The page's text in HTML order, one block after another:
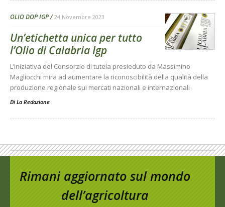
OLIO DOP IGP 24 Novembre 2023
Un’etichetta unica per tutto
l’Olio di Calabria Igp
L’iniziativa del Consorzio di tutela presieduto da Massimino
Magliocchi mira ad aumentare la riconoscibilità della qualità della
produzione regionale sui mercati nazionali e internazionali
Di La Redazione
Rimani aggiornato sul mondo
dell’agricoltura